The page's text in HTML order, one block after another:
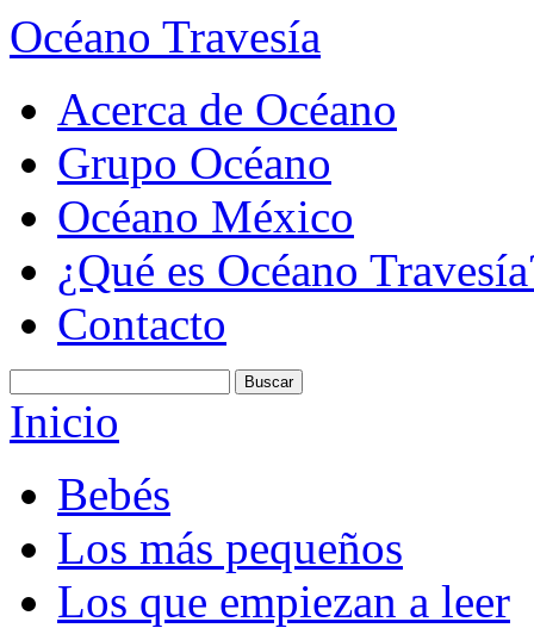
Océano Travesía
Acerca de Océano
Grupo Océano
Océano México
¿Qué es Océano
Contacto
Inicio
Bebés
Los más pequeños
Los que empiezan a leer